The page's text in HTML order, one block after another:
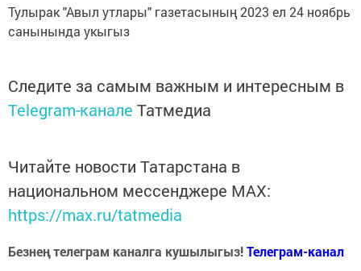
Тулырак "Авыл утлары" газетасының 2023 ел 24 ноябрь
санынында укыгыз
Следите за самым важным и интересным в
Telegram-канале Татмедиа
Читайте новости Татарстана в
национальном мессенджере MАХ:
https://max.ru/tatmedia
Безнең телеграм каналга кушылыгыз!Телеграм-канал